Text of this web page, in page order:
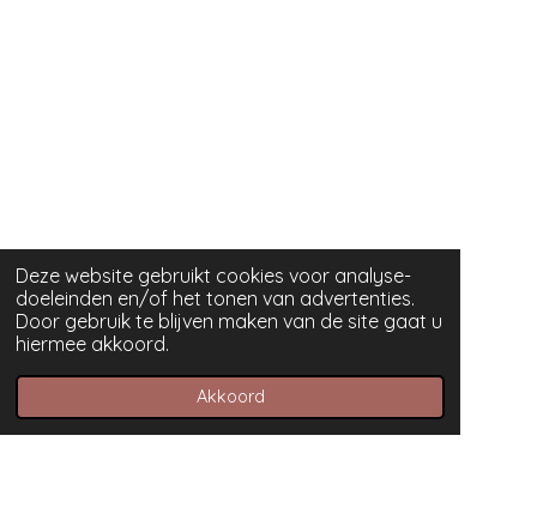
Deze website gebruikt cookies voor analyse-
doeleinden en/of het tonen van advertenties.
Door gebruik te blijven maken van de site gaat u
hiermee akkoord.
Akkoord